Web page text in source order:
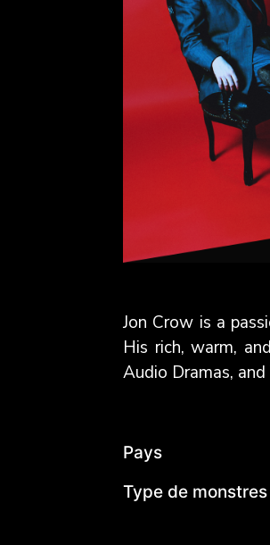
Jon Crow is a
His rich, warm,
Audio Dramas,
Pays
Type de monstres